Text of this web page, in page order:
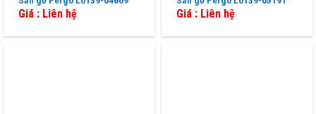
Giá : Liên hệ Giá : Liên hệ